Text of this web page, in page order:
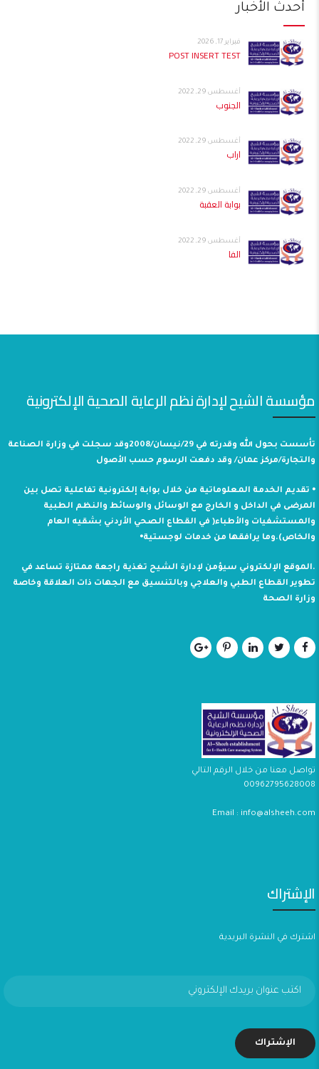
أحدث الأخبار
فبراير 17, 2026
POST INSERT TEST
أغسطس 29, 2022
الجنوب
أغسطس 29, 2022
اراب
أغسطس 29, 2022
بوابة العقبة
أغسطس 29, 2022
الفا
مؤسسة الشيح لإدارة نظم الرعاية الصحية الإلكترونية
تأسست بحول الله وقدرته في 29/نيسان/2008وقد سجلت في وزارة الصناعة
والتجارة/مركز عمان/ وقد دفعت الرسوم حسب الأصول
⦁ تقديم الخدمة المعلوماتية من خلال بوابة إلكترونية تفاعلية تصل بين
المرضى في الداخل و الخارج مع الوسائل والوسائط والنظم الطبية
والمستشفيات والأطباء( في القطاع الصحي الأردني بشقيه العام
والخاص).وما يرافقها من خدمات لوجستية⦁
.الموقع الإلكتروني سيؤمن لإدارة الشيح تغذية راجعة ممتازة تساعد في
تطوير القطاع الطبي والعلاجي وبالتنسيق مع الجهات ذات العلاقة وخاصة
وزارة الصحة
تواصل معنا من خلال الرقم التالي
00962795628008
Email : info@alsheeh.com
الإشتراك
اشترك في النشرة البريدية